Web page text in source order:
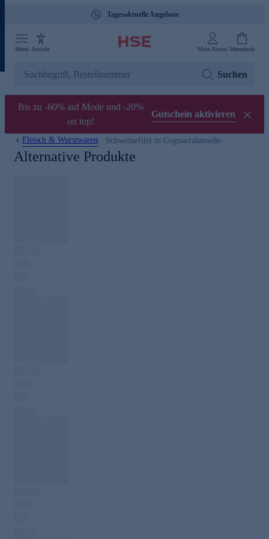
Tagesaktuelle Angebote
Menü Ansicht Mein Konto Warenkorb
Suchen
Bis zu -60% auf Mode und -20%
on top!
Gutschein aktivieren
Fleisch & Wurstwaren Schweinefilet in Cognacrahmsoße
Alternative Produkte